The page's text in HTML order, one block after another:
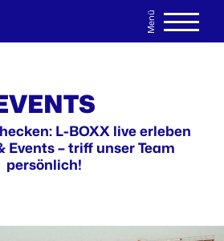
Menü
L-BOXX live erleben
Events – triff unser Team
persönlich!